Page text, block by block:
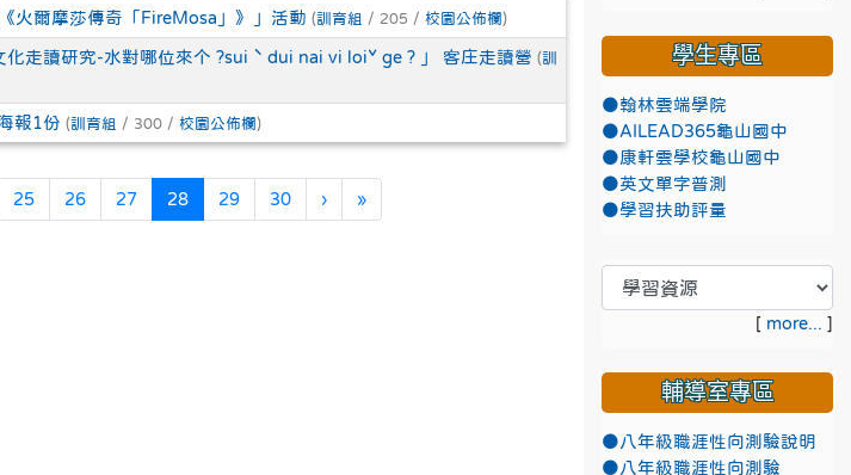
火爾摩莎傳奇「FireMosa」》」活動 (訓育組 / 205 / 校園公佈欄 )
走讀研究-水對哪位來个 ?sui ˋ dui nai vi loiˇ ge ? 」 客庄走讀營 (訓
報1份 (訓育組 / 300 / 校園公佈欄 )
25 26 27 28(目前頁次)
29 30 ›下一頁
»最後頁
學生專區
●翰林雲端學院
●AILEAD365龜山國中
●康軒雲學校龜山國中
●英文單字普測
●學習扶助評量
[ more... ]
輔導室專區
●八年級職涯性向測驗說明
●八年級職涯性向測驗